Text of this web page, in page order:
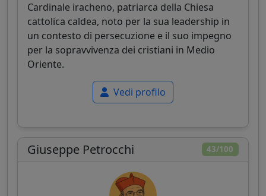
Cardinale iracheno, patriarca della Chiesa
cattolica caldea, noto per la sua leadership in
un contesto di persecuzione e il suo impegno
per la sopravvivenza dei cristiani in Medio
Oriente.
Vedi profilo
43/100
Giuseppe Petrocchi